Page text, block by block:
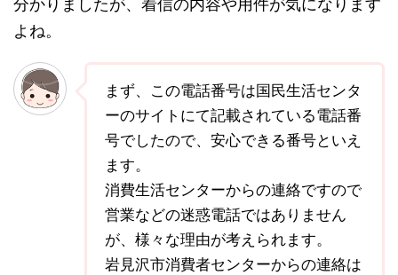
分かりましたが、着信の内容や用件が気になります
よね。
まず、この電話番号は国民生活センタ
ーのサイトにて記載されている電話番
号でしたので、安心できる番号といえ
ます。
消費生活センターからの連絡ですので
営業などの迷惑電話ではありません
が、様々な理由が考えられます。
岩見沢市消費者センターからの連絡は